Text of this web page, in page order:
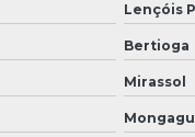
e periculosidade
Lençóis
Bertioga
Mirassol